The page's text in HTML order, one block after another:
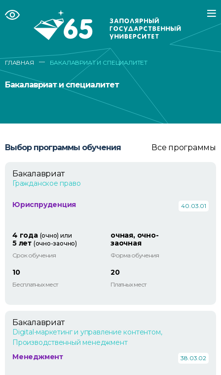
ГЛАВНАЯ — БАКАЛАВРИАТ И СПЕЦИАЛИТЕТ
Бакалавриат и специалитет
Выбор программы обучения Все программы
Бакалавриат
Гражданское право
Юриспруденция 40.03.01
4 года (очно) или
5 лет (очно-заочно)
Срок обучения
очная, очно-
заочная
Форма обучения
10
Бесплатных мест
20
Платных мест
Бакалавриат
Digital-маркетинг и управление контентом,
Производственный менеджмент
Менеджмент
38.03.02